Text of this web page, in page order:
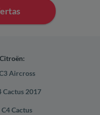
Aircross
Cactus 2017
Cactus